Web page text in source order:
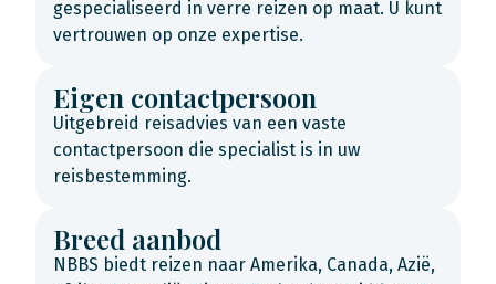
gespecialiseerd in verre reizen op maat. U kunt
vertrouwen op onze expertise.
Eigen contactpersoon
Uitgebreid reisadvies van een vaste
contactpersoon die specialist is in uw
reisbestemming.
Breed aanbod
NBBS biedt reizen naar Amerika, Canada, Azië,